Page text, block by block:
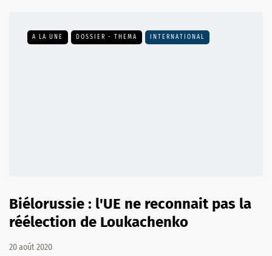
A LA UNE DOSSIER - THEMA INTERNATIONAL
Biélorussie : l'UE ne reconnait pas la
réélection de Loukachenko
20 août 2020